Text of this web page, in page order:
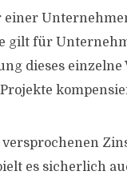
gilt für
dieses einzelne
es sicherlich